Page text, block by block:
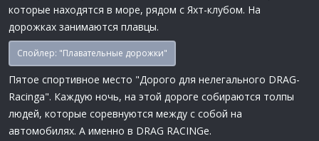
которые находятся в море, рядом с Яхт-клубом. На
дорожках занимаются плавцы.
Спойлер: "Плавательные дорожки"
Пятое спортивное место "Дорого для нелегального DRAG-
Racinga". Каждую ночь, на этой дороге собираются толпы
людей, которые соревнуются между с собой на
автомобилях. А именно в DRAG RACINGe.